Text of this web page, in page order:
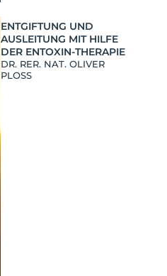
ENTGIFTUNG UND
AUSLEITUNG MIT HILFE
DER ENTOXIN-THERAPIE
DR. RER. NAT. OLIVER
PLOSS